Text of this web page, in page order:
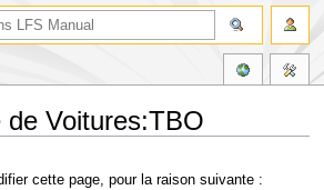
Voitures:TBO
cette page, pour la raison suivante :